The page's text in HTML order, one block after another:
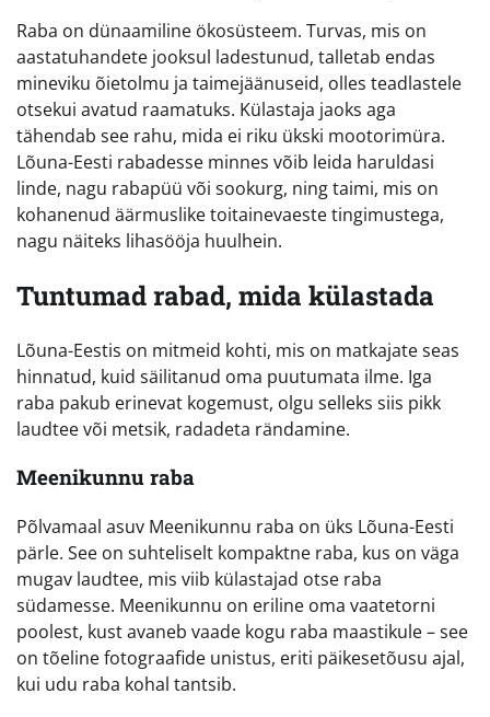
Raba on dünaamiline ökosüsteem. Turvas, mis on
aastatuhandete jooksul ladestunud, talletab endas
mineviku õietolmu ja taimejäänuseid, olles teadlastele
otsekui avatud raamatuks. Külastaja jaoks aga
tähendab see rahu, mida ei riku ükski mootorimüra.
Lõuna-Eesti rabadesse minnes võib leida haruldasi
linde, nagu rabapüü või sookurg, ning taimi, mis on
kohanenud äärmuslike toitainevaeste tingimustega,
nagu näiteks lihasööja huulhein.
Tuntumad rabad, mida külastada
Lõuna-Eestis on mitmeid kohti, mis on matkajate seas
hinnatud, kuid säilitanud oma puutumata ilme. Iga
raba pakub erinevat kogemust, olgu selleks siis pikk
laudtee või metsik, radadeta rändamine.
Meenikunnu raba
Põlvamaal asuv Meenikunnu raba on üks Lõuna-Eesti
pärle. See on suhteliselt kompaktne raba, kus on väga
mugav laudtee, mis viib külastajad otse raba
südamesse. Meenikunnu on eriline oma vaatetorni
poolest, kust avaneb vaade kogu raba maastikule – see
on tõeline fotograafide unistus, eriti päikesetõusu ajal,
kui udu raba kohal tantsib.